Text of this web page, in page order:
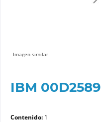
Imagen similar
IBM 00D2589
Contenido: 1